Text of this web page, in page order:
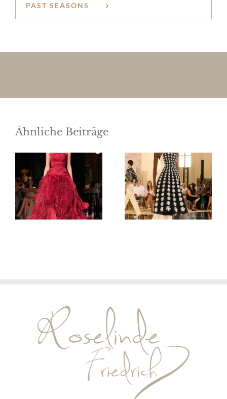
PAST SEASONS
Ähnliche Beiträge
Elie Saab
Haute
Couture
Herbst/Winter
2026/27
Schiaparelli
Haute
Couture
Herbst/Winter
2026/27